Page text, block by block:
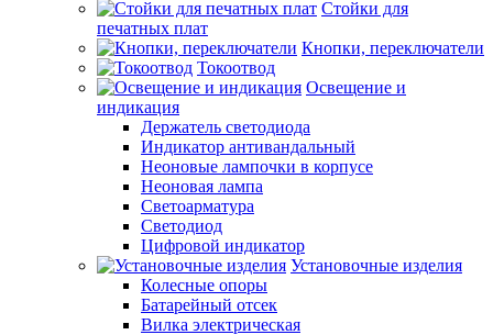
Стойки для
печатных плат
Кнопки, переключатели
Токоотвод
Освещение и
индикация
Держатель светодиода
Индикатор антивандальный
Неоновые лампочки в корпусе
Неоновая лампа
Светоарматура
Светодиод
Цифровой индикатор
Установочные изделия
Колесные опоры
Батарейный отсек
Вилка электрическая